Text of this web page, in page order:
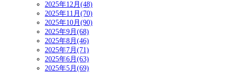
2025年12月(48)
2025年11月(70)
2025年10月(90)
2025年9月(68)
2025年8月(46)
2025年7月(71)
2025年6月(63)
2025年5月(69)